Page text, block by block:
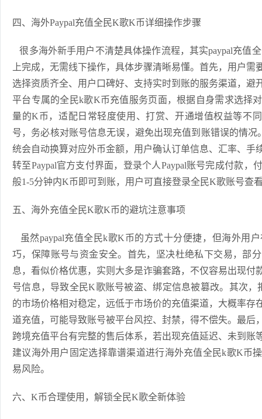
四、海外Paypal充值全民K歌K币详细操作步骤
很多海外新手用户不清楚具体操作流程，其实paypal充值
上完成，无需线下操作，具体步骤清晰易懂。首先，用户
选择资质齐全、用户口碑好、支持实时到账的服务渠道，避
平台专属的全民k歌K币充值服务页面，根据自身需求选择
量的K币，适配日常轻度使用、打赏、开通增值权益等不
号，务必核对账号信息无误，避免出现充值到账错误的情况
统会自动换算对应外币金额，用户确认订单信息、汇率、手
转至Paypal官方支付界面，登录个人Paypal账号完成付款，
般1-5分钟内K币即可到账，用户可直接登录全民K歌账号查
五、海外充值全民K歌K币的避坑注意事项
虽然paypal充值全民k歌K币的方式十分便捷，但海外用
巧，保障账号与资金安全。首先，坚决杜绝私下交易，部
息，看似价格优惠，实则大多是诈骗套路，不仅容易出现付
号信息，导致全民K歌账号被盗、绑定信息被篡改。其次
的市场价格相对稳定，远低于市场价的充值渠道，大概率存
道充值，可能导致账号被平台风控、封禁，得不偿失。最后
跨境充值平台有完整的售后体系，若出现充值延迟、未到账
建议海外用户固定选择靠谱渠道进行海外充值全民k歌K币
易风险。
六、K币合理使用，解锁全民K歌全新体验